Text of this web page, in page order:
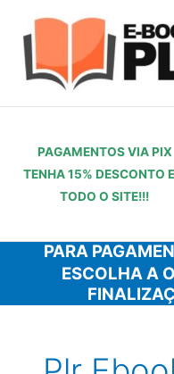
conteúdo
PAGAMENTOS VIA PIX
TENHA 15% DESCONTO
TODO O SITE!!!
PARA
ESCOLHA A